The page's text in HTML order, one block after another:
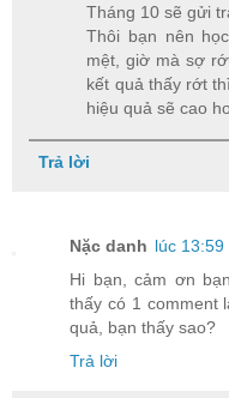
Tháng 10 sẽ gửi
Thôi bạn nên
mệt, giờ mà sợ
kết quả thấy rớt
hiệu quả sẽ cao
Trả lời
Nặc danh lúc
Hi bạn, cảm ơn
thấy có 1 comment
quả, bạn thấy sao?
Trả lời